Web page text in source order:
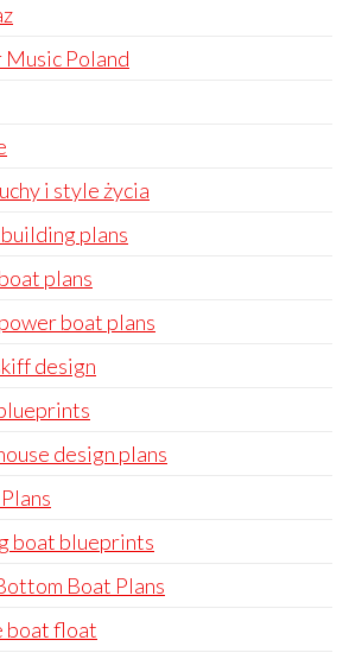
Poland
i style życia
plans
plans
boat plans
design
design plans
boat blueprints
Boat Plans
boat float